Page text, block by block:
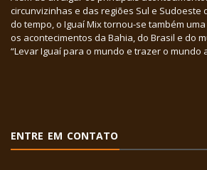
circunvizinhas e das regiões Sul e Sudoeste
do tempo, o Iguaí Mix tornou-se também
os acontecimentos da Bahia, do Brasil e do
“Levar Iguaí para o mundo e trazer o mundo
ENTRE EM CONTATO